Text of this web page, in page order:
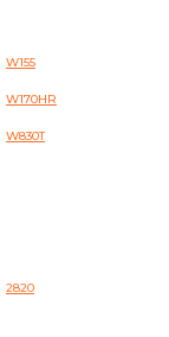
W155
W170HR
W830T
2820